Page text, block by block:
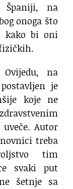
Španiji, na
onoga što
kako bi oni
na
je
koje ne
Autor
treba
tim
svaki put
šetnje sa